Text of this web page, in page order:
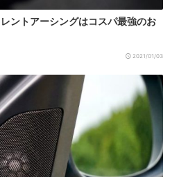
ントアーシングはコスパ最強のお
2021/01/03